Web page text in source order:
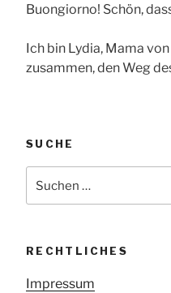
Buongiorno! Schön,
Ich bin Lydia, Mama
zusammen, den Weg
SUCHE
nach:
RECHTLICHES
Impressum